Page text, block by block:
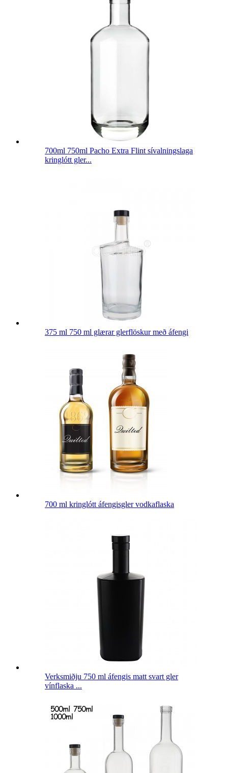
700ml 750ml Pacho Extra Flint sívalningslaga
kringlótt gler...
375 ml 750 ml glærar glerflöskur með áfengi
700 ml kringlótt áfengisgler vodkaflaska
Verksmiðju 750 ml áfengis matt svart gler
vínflaska ...